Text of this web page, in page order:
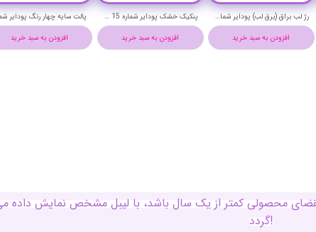
افزودن به سبد خرید
پنکیک خشک پودایر شماره 15 - Pudaier compact powder
افزودن به سبد خرید
رژ لب براق (برق لب) پودایر شماره 1 - Pudaier silky lip gloss 1
افزودن به سبد خرید
محصولی کمتر از یک سال باشد، با لیبل مشخص نمایش
گردد!